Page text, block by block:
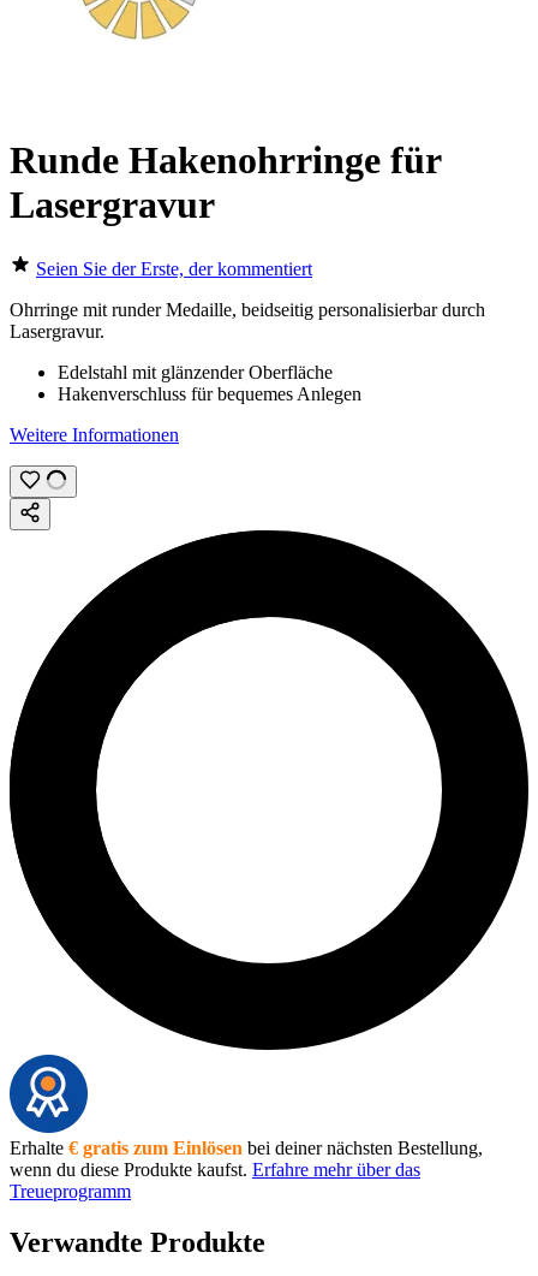
Runde Hakenohrringe für
Lasergravur
Seien Sie der Erste, der kommentiert
Ohrringe mit runder Medaille, beidseitig personalisierbar durch
Lasergravur.
Edelstahl mit glänzender Oberfläche
Hakenverschluss für bequemes Anlegen
Weitere Informationen
Erhalte € gratis zum Einlösen bei deiner nächsten Bestellung,
wenn du diese Produkte kaufst. Erfahre mehr über das
Treueprogramm
Verwandte Produkte